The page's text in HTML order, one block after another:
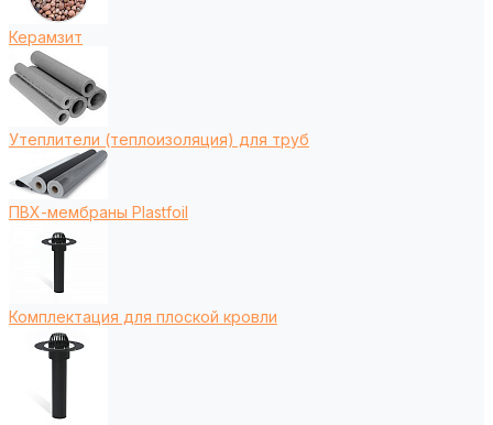
Керамзит
Утеплители (теплоизоляция) для труб
ПВХ-мембраны Plastfoil
Комплектация для плоской кровли